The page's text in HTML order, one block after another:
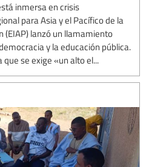
inmersa en crisis
para Asia y el Pacífico de la
(EIAP) lanzó un llamamiento
y la educación pública.
se exige «un alto el...